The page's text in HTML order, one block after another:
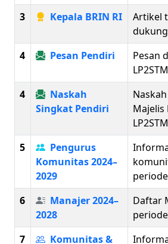
3
Kepala BRIN RI
Artikel
4
Pesan Pendiri
Pesan
LP2STM
4
Naskah
Singkat Pendiri
Majelis
LP2STM
5
Pengurus
Komunitas 2024–
2029
6
Manajer 2024–
2028
Daftar
7
Komunitas &